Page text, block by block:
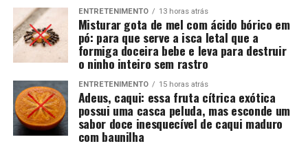
ENTRETENIMENTO 13 horas atrás
Misturar gota de mel com ácido bórico em
pó: para que serve a isca letal que a
formiga doceira bebe e leva para destruir
o ninho inteiro sem rastro
ENTRETENIMENTO 15 horas atrás
Adeus, caqui: essa fruta cítrica exótica
possui uma casca peluda, mas esconde um
sabor doce inesquecível de caqui maduro
com baunilha